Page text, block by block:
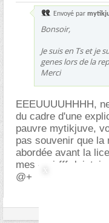
Envoyé par
Bonsoir,
Je suis en Ts et je
genes lors de la
Merci
EEEUUUUHHHH,
du cadre d'une
pauvre mytikjuve,
pas souvenir que la
abordée avant la
mes -snirfff-
@+